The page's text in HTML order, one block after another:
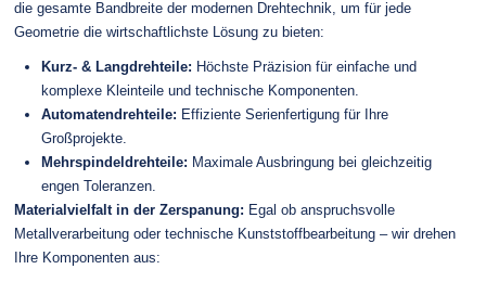
die gesamte Bandbreite der modernen Drehtechnik, um für jede
Geometrie die wirtschaftlichste Lösung zu bieten:
Kurz- & Langdrehteile: Höchste Präzision für einfache und
komplexe Kleinteile und technische Komponenten.
Automatendrehteile: Effiziente Serienfertigung für Ihre
Großprojekte.
Mehrspindeldrehteile: Maximale Ausbringung bei gleichzeitig
engen Toleranzen.
Materialvielfalt in der Zerspanung: Egal ob anspruchsvolle
Metallverarbeitung oder technische Kunststoffbearbeitung – wir drehen
Ihre Komponenten aus: